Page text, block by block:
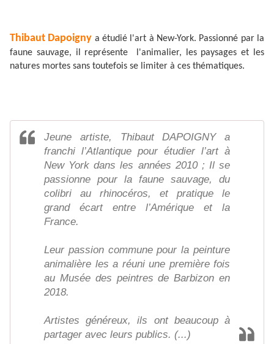
Thibaut Dapoigny a étudié l'art à New-York. Passionné par la
faune sauvage, il représente l'animalier, les paysages et les
natures mortes sans toutefois se limiter à ces thématiques.
Jeune artiste, Thibaut DAPOIGNY a
franchi l’Atlantique pour étudier l’art à
New York dans les années 2010 ; Il se
passionne pour la faune sauvage, du
colibri au rhinocéros, et pratique le
grand écart entre l’Amérique et la
France.
Leur passion commune pour la peinture
animalière les a réuni une première fois
au Musée des peintres de Barbizon en
2018.
Artistes généreux, ils ont beaucoup à
partager avec leurs publics. (...)